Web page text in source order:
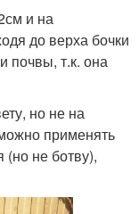
и на
до верха бочки
почвы, т.к. она
но не на
применять
(но не ботву),